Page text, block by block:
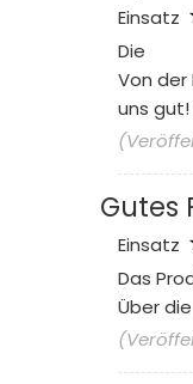
Einsatz
Die
Von
uns
Gutes
Einsatz
Das
Über